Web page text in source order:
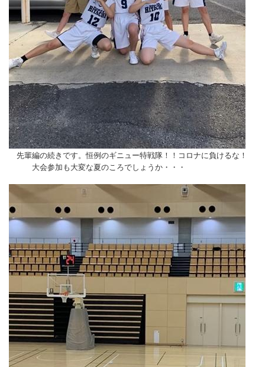
先輩編の続きです。恒例のギニュー特戦隊！！コロナに負けるな！
大会参加も大変な夏のころでしょうか・・・